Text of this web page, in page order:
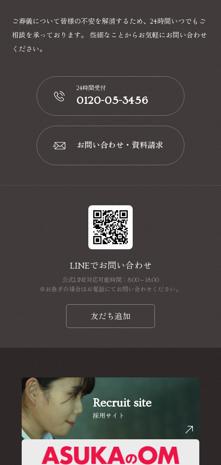
ご葬儀について皆様の不安を解消するため、24時間いつでもご
相談を承っております。
些細なことからお気軽にお問い合わせ
ください。
📞
24時間受付
0120-05-3456
📩
お問い合わせ・資料請求
LINEでお問い合わせ
公式LINE対応可能時間：8:00～18:00
※お急ぎの場合はお電話にてお問い合わせください。
友だち追加
採用サイト
Recruit site